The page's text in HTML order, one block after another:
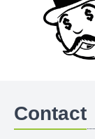
Contact